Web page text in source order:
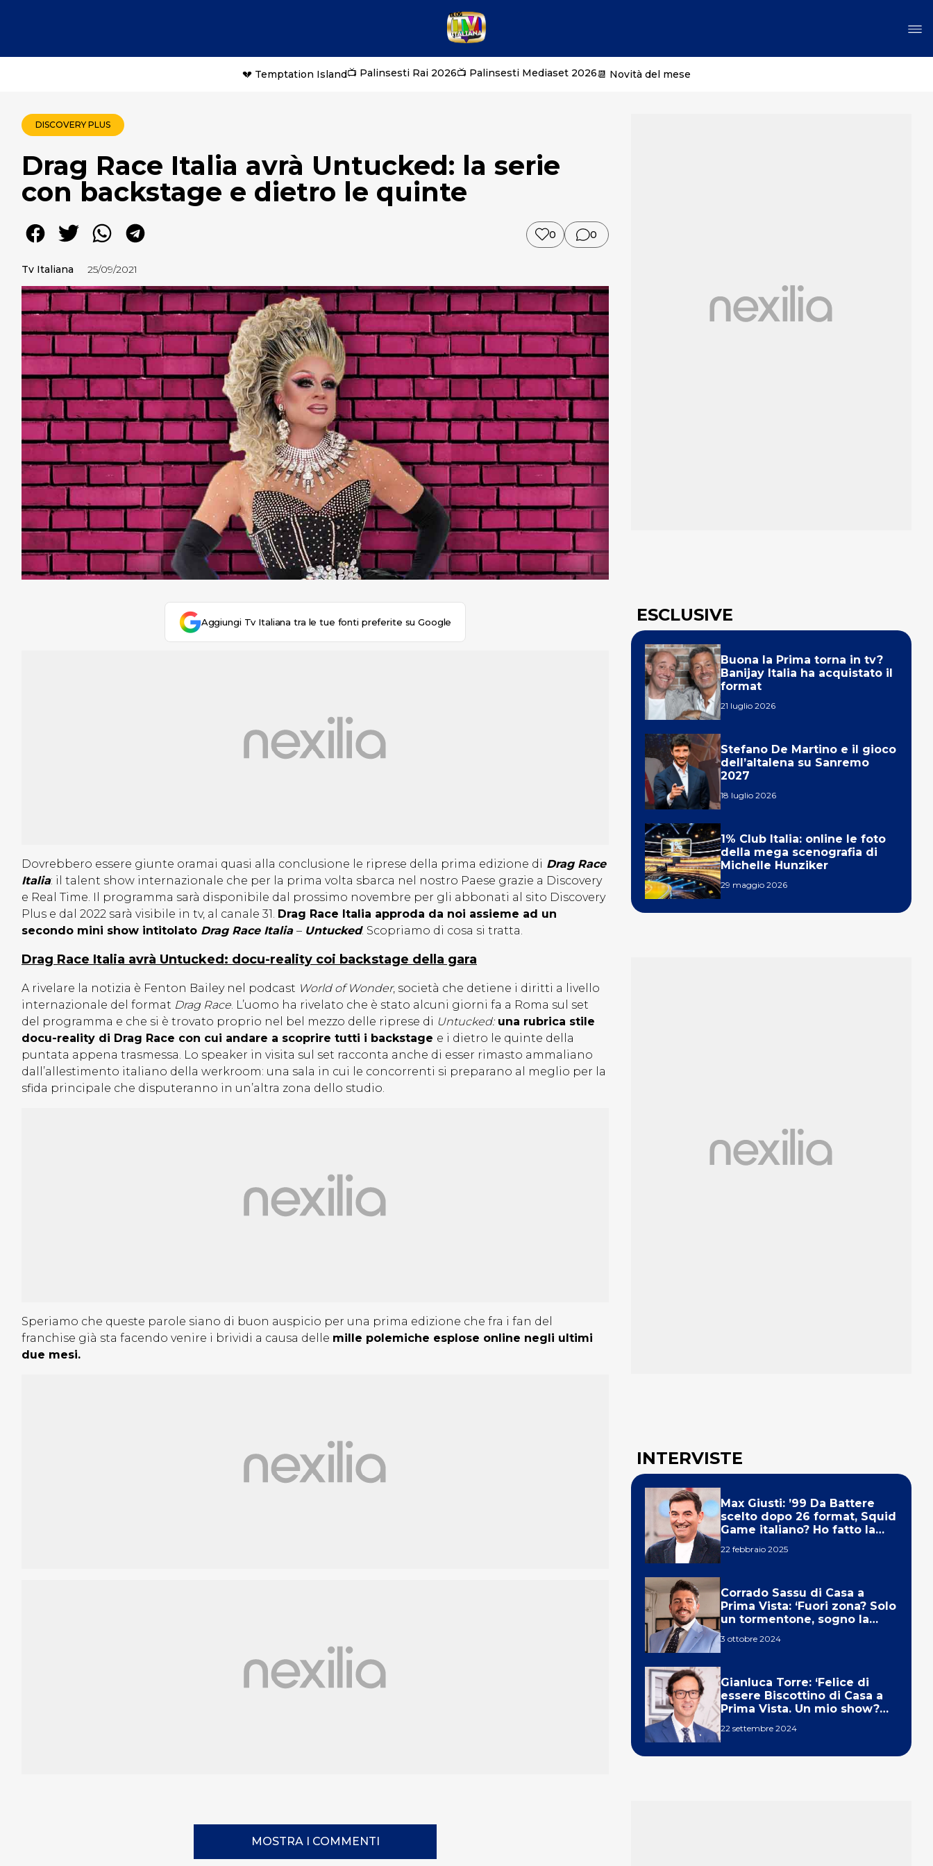
💔 Temptation Island📺 Palinsesti Rai 2026📺 Palinsesti Mediaset 2026📆 Novità del mese
DISCOVERY PLUS
Drag Race Italia avrà Untucked: la serie
con backstage e dietro le quinte
0 0
Tv Italiana 25/09/2021
Aggiungi Tv Italiana tra le tue fonti preferite su Google
Dovrebbero essere giunte oramai quasi alla conclusione le riprese della prima edizione di Drag Race
Italia: il talent show internazionale che per la prima volta sbarca nel nostro Paese grazie a Discovery
e Real Time. Il programma sarà disponibile dal prossimo novembre per gli abbonati al sito Discovery
Plus e dal 2022 sarà visibile in tv, al canale 31. Drag Race Italia approda da noi assieme ad un
secondo mini show intitolato Drag Race Italia – Untucked. Scopriamo di cosa si tratta.
Drag Race Italia avrà Untucked: docu-reality coi backstage della gara
A rivelare la notizia è Fenton Bailey nel podcast World of Wonder, società che detiene i diritti a livello
internazionale del format Drag Race. L’uomo ha rivelato che è stato alcuni giorni fa a Roma sul set
del programma e che si è trovato proprio nel bel mezzo delle riprese di Untucked: una rubrica stile
docu-reality di Drag Race con cui andare a scoprire tutti i backstage e i dietro le quinte della
puntata appena trasmessa. Lo speaker in visita sul set racconta anche di esser rimasto ammaliano
dall’allestimento italiano della werkroom: una sala in cui le concorrenti si preparano al meglio per la
sfida principale che disputeranno in un’altra zona dello studio.
Speriamo che queste parole siano di buon auspicio per una prima edizione che fra i fan del
franchise già sta facendo venire i brividi a causa delle mille polemiche esplose online negli ultimi
due mesi.
MOSTRA I COMMENTI
ESCLUSIVE
Buona la Prima torna in tv?
Banijay Italia ha acquistato il
format
21 luglio 2026
Stefano De Martino e il gioco
dell’altalena su Sanremo
2027
18 luglio 2026
1% Club Italia: online le foto
della mega scenografia di
Michelle Hunziker
29 maggio 2026
INTERVISTE
Max Giusti: ’99 Da Battere
scelto dopo 26 format, Squid
Game italiano? Ho fatto la
22 febbraio 2025
Corrado Sassu di Casa a
Prima Vista: ‘Fuori zona? Solo
un tormentone, sogno la
3 ottobre 2024
Gianluca Torre: ‘Felice di
essere Biscottino di Casa a
Prima Vista. Un mio show?
22 settembre 2024